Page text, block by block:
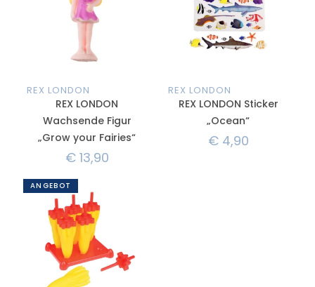
REX LONDON
REX LONDON
Wachsende Figur
„Grow your Fairies“
€13,90
REX LONDON
REX LONDON Sticker
„Ocean“
€4,90
ANGEBOT